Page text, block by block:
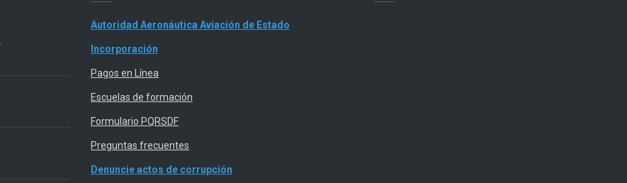
Autoridad Aeronáutica Aviación de Estado
Incorporación
Pagos en Línea
Escuelas de formación
Formulario PQRSDF
Preguntas frecuentes
Denuncie actos de corrupción